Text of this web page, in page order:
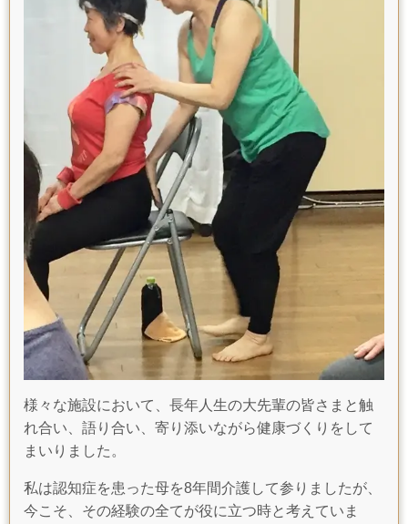
様々な施設において、長年人生の大先輩の皆さまと触
れ合い、語り合い、寄り添いながら健康づくりをして
まいりました。
私は認知症を患った母を8年間介護して参りましたが、
今こそ、その経験の全てが役に立つ時と考えていま